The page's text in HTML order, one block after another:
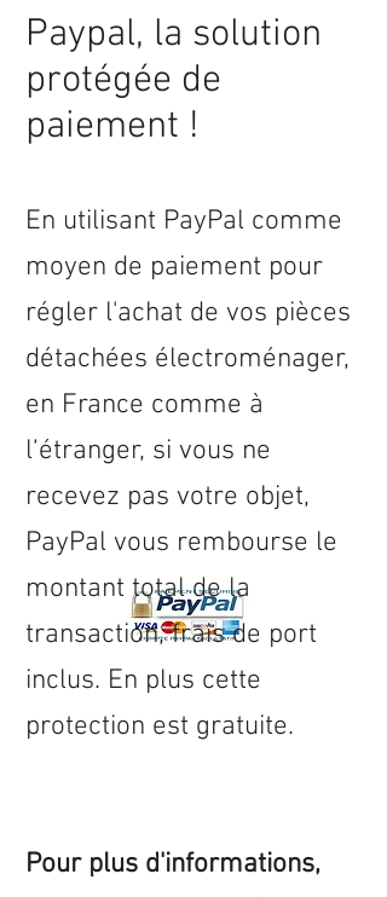
Paypal, la solution
protégée de
paiement !
En utilisant PayPal comme
moyen de paiement pour
régler l'achat de vos pièces
détachées électroménager,
en France comme à
l’étranger, si vous ne
recevez pas votre objet,
PayPal vous rembourse le
montant total de la
transaction, frais de port
inclus. En plus cette
protection est gratuite.
Pour plus d'informations,